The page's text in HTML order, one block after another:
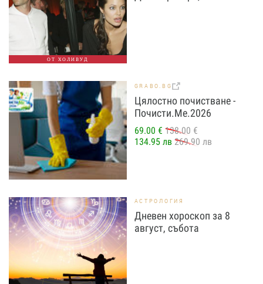
ОТ ХОЛИВУД
GRABO.BG
Цялостно почистване -
Почисти.Ме.2026
69.00 € 138.00 €
134.95 лв 269.90 лв
АСТРОЛОГИЯ
Дневен хороскоп за 8
август, събота